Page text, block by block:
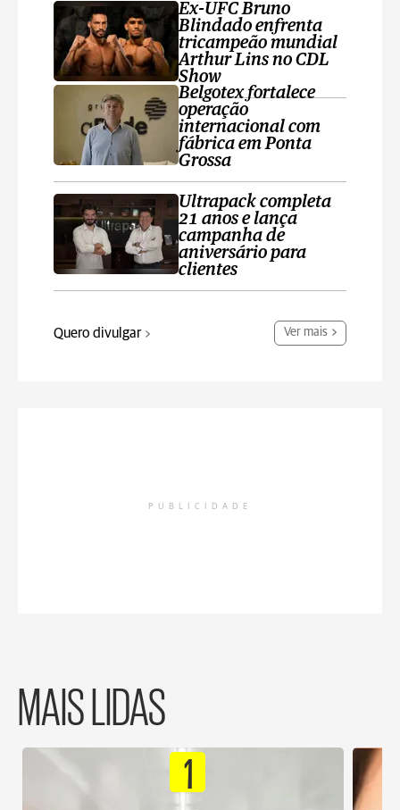
Ex-UFC Bruno
Blindado enfrenta
tricampeão mundial
Arthur Lins no CDL
Show
Belgotex fortalece
operação
internacional com
fábrica em Ponta
Grossa
Ultrapack completa
21 anos e lança
campanha de
aniversário para
clientes
Quero divulgar Ver mais
PUBLICIDADE
MAIS LIDAS
1